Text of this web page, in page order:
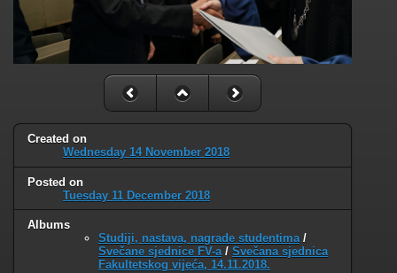
Created on
Wednesday 14 November 2018
Posted on
Tuesday 11 December 2018
Albums
Studiji, nastava, nagrade studentima/
Svečane sjednice FV-a/ Svečana sjednica
Fakultetskog vijeća, 14.11.2018.